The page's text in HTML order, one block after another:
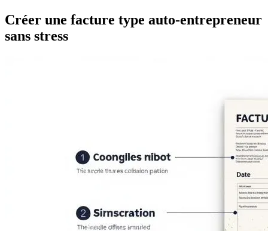
Créer une facture type auto-entrepreneur
sans stress